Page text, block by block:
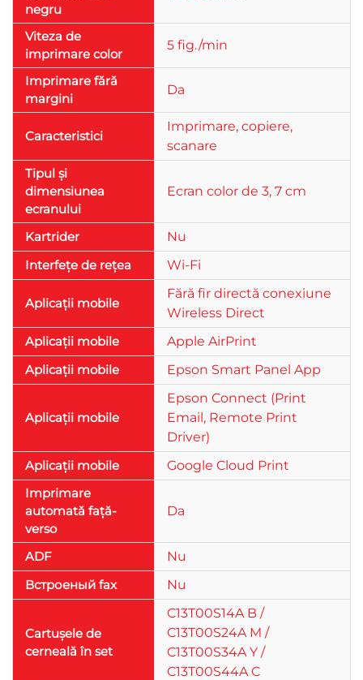
negru
Viteza de
imprimare color
5 fig./min
Imprimare fără
margini
Da
Caracteristici
Imprimare, copiere,
scanare
Tipul și
dimensiunea
ecranului
Ecran color de 3, 7 cm
Kartrider
Nu
Interfețe de rețea
Wi-Fi
Aplicații mobile
Fără fir directă conexiune
Wireless Direct
Aplicații mobile
Apple AirPrint
Aplicații mobile
Epson Smart Panel App
Aplicații mobile
Epson Connect (Print
Email, Remote Print
Driver)
Aplicații mobile
Google Cloud Print
Imprimare
automată față-
verso
Da
ADF
Nu
Встроеный fax
Nu
Cartușele de
cerneală în set
C13T00S14A B /
C13T00S24A M /
C13T00S34A Y /
C13T00S44A C